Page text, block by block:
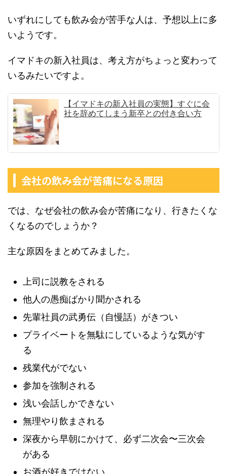
いずれにしても飲み会が苦手な人は、予想以上に多
いようです。
イマドキの新入社員は、考え方がちょっと変わって
いるみたいですよ。
【イマドキの新入社員の実態】すぐに会
社を辞めてしまう新卒との付き合い方
会社の飲み会が苦痛になる原因
では、なぜ会社の飲み会が苦痛になり、行きたくな
くなるのでしょうか？
主な原因をまとめてみました。
上司に説教をされる
他人の愚痴ばかり聞かされる
先輩社員の武勇伝（自慢話）がきつい
プライベートを無駄にしているような気がす
る
残業代がでない
参加を強制される
浅い会話しかできない
無理やり飲まされる
深夜から早朝にかけて、必ず二次会〜三次会
がある
お酒が好きではない